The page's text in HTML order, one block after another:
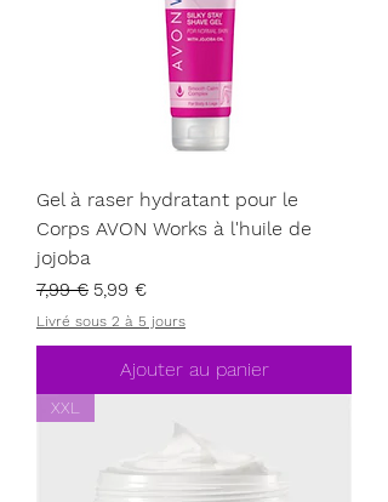
Gel à raser hydratant pour le
Corps AVON Works à l'huile de
jojoba
Prix original
7,99 € Prix promotionnel
5,99 €
Livré sous 2 à 5 jours
Ajouter au panier
XXL